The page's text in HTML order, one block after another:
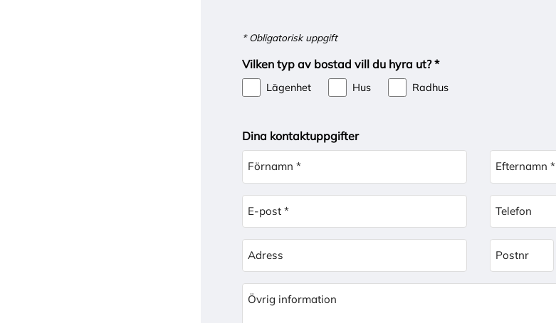
* Obligatorisk uppgift
Vilken typ av bostad vill du hyra ut? *
Lägenhet Hus Radhus
Dina kontaktuppgifter
Förnamn * Efternamn *
E-post * Telefon
Adress Postnr
Övrig information